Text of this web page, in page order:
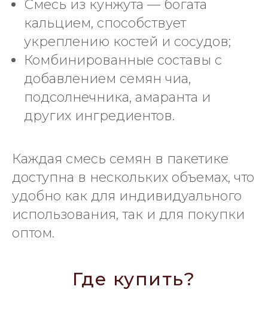
Смесь из кунжута — богата
кальцием, способствует
укреплению костей и сосудов;
Комбинированные составы с
добавлением семян чиа,
подсолнечника, амаранта и
других ингредиентов.
Каждая смесь семян в пакетике
доступна в нескольких объемах, что
удобно как для индивидуального
использования, так и для покупки
оптом.
Где купить?